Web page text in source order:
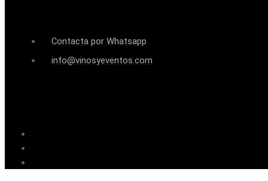
Contacta por Whatsapp
info@vinosyeventos.com